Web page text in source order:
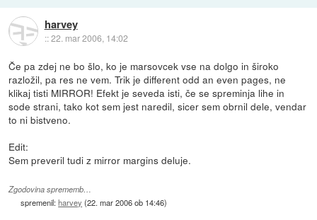
harvey
::22. mar 2006, 14:02
Če pa zdej ne bo šlo, ko je marsovcek vse na dolgo in široko
razložil, pa res ne vem. Trik je different odd an even pages, ne
klikaj tisti MIRROR! Efekt je seveda isti, če se spreminja lihe in
sode strani, tako kot sem jest naredil, sicer sem obrnil dele, vendar
to ni bistveno.
Edit:
Sem preveril tudi z mirror margins deluje.
Zgodovina sprememb…
spremenil:harvey (22. mar 2006 ob 14:46)